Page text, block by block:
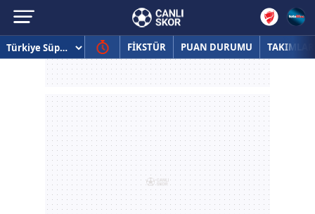
FİKSTÜR PUAN DURUMU TAKIMLAR